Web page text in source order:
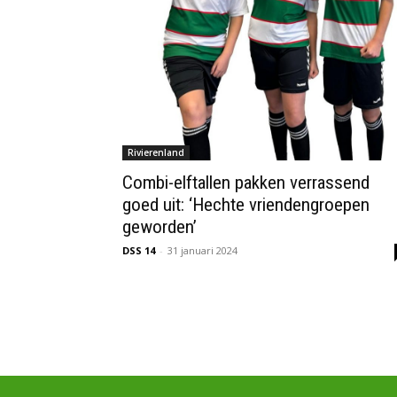
Rivierenland
Combi-elftallen pakken verrassend
goed uit: ‘Hechte vriendengroepen
geworden’
DSS 14 - 31 januari 2024